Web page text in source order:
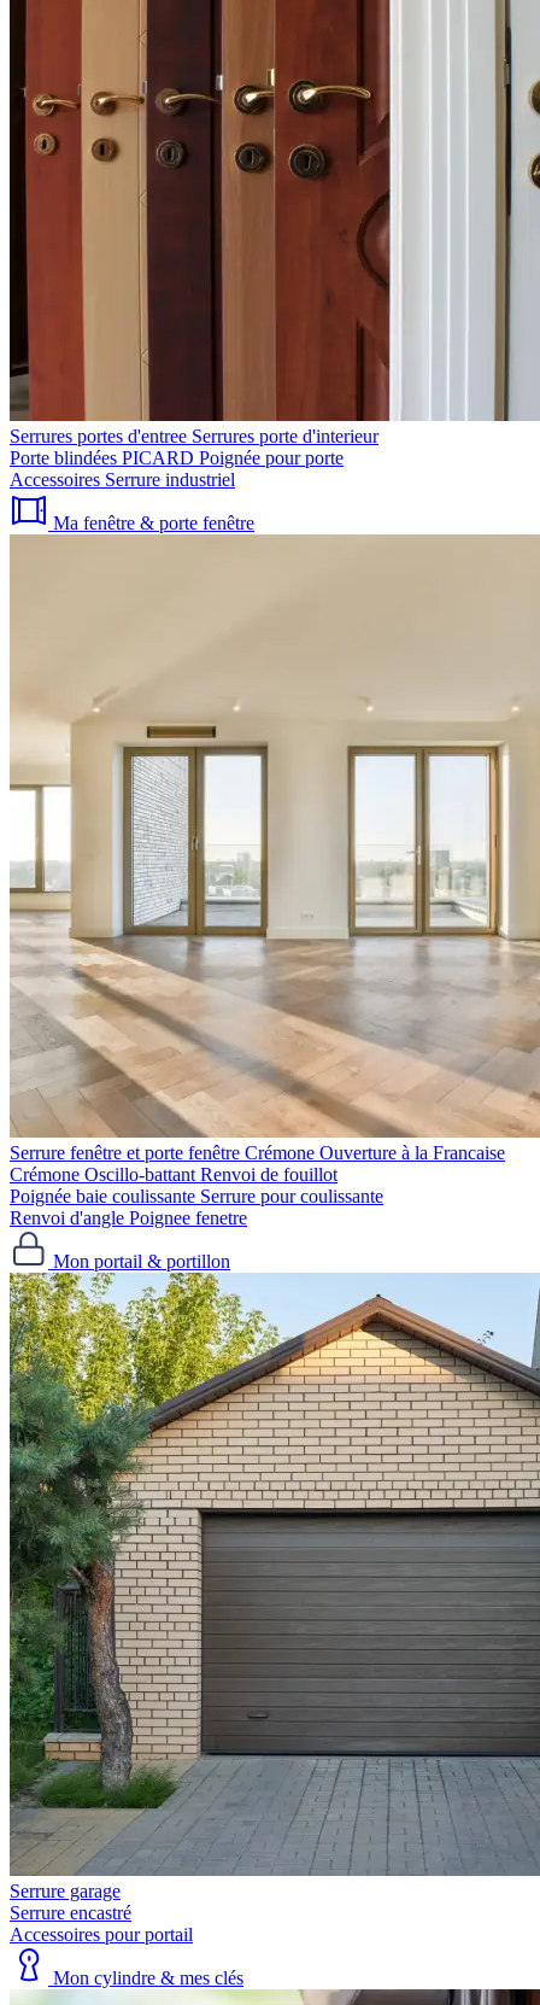
Serrures portes d'entree Serrures porte d'interieur
Porte blindées PICARD Poignée pour porte
Accessoires Serrure industriel
Ma fenêtre & porte fenêtre
Serrure fenêtre et porte fenêtre Crémone Ouverture à la Francaise
Crémone Oscillo-battant Renvoi de fouillot
Poignée baie coulissante Serrure pour coulissante
Renvoi d'angle Poignee fenetre
Mon portail & portillon
Serrure garage
Serrure encastré
Accessoires pour portail
Mon cylindre & mes clés